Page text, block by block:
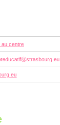
au centre